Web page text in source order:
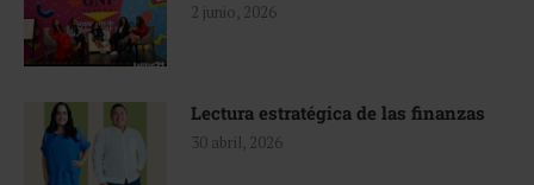
2 junio, 2026
Lectura estratégica de las finanzas
30 abril, 2026